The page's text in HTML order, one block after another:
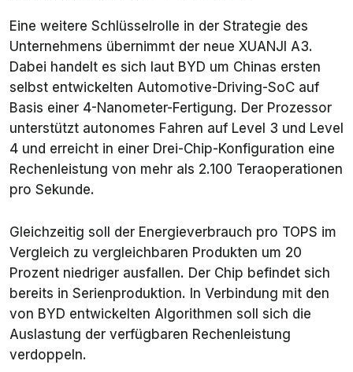
Eine weitere Schlüsselrolle in der Strategie des
Unternehmens übernimmt der neue XUANJI A3.
Dabei handelt es sich laut BYD um Chinas ersten
selbst entwickelten Automotive-Driving-SoC auf
Basis einer 4-Nanometer-Fertigung. Der Prozessor
unterstützt autonomes Fahren auf Level 3 und Level
4 und erreicht in einer Drei-Chip-Konfiguration eine
Rechenleistung von mehr als 2.100 Teraoperationen
pro Sekunde.
Gleichzeitig soll der Energieverbrauch pro TOPS im
Vergleich zu vergleichbaren Produkten um 20
Prozent niedriger ausfallen. Der Chip befindet sich
bereits in Serienproduktion. In Verbindung mit den
von BYD entwickelten Algorithmen soll sich die
Auslastung der verfügbaren Rechenleistung
verdoppeln.